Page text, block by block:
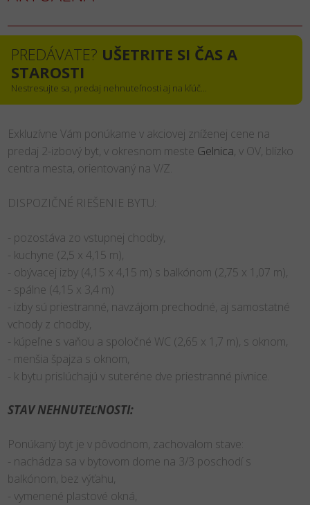
PREDÁVATE? UŠETRITE SI ČAS A
STAROSTI
Nestresujte sa, predaj nehnuteľnosti aj na kľúč...
Exkluzívne Vám ponúkame v akciovej zníženej cene na
predaj 2-izbový byt, v okresnom meste Gelnica, v OV, blízko
centra mesta, orientovaný na V/Z.
DISPOZIČNÉ RIEŠENIE BYTU:
- pozostáva zo vstupnej chodby,
- kuchyne (2,5 x 4,15 m),
- obývacej izby (4,15 x 4,15 m) s balkónom (2,75 x 1,07 m),
- spálne (4,15 x 3,4 m)
- izby sú priestranné, navzájom prechodné, aj samostatné
vchody z chodby,
- kúpeľne s vaňou a spoločné WC (2,65 x 1,7 m), s oknom,
- menšia špajza s oknom,
- k bytu prislúchajú v suteréne dve priestranné pivnice.
STAV NEHNUTEĽNOSTI:
Ponúkaný byt je v pôvodnom, zachovalom stave:
- nachádza sa v bytovom dome na 3/3 poschodí s
balkónom, bez výťahu,
- vymenené plastové okná,